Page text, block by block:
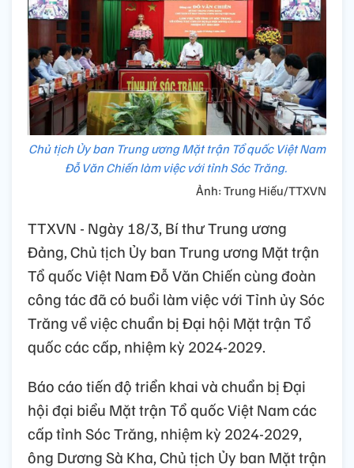
Chủ tịch Ủy ban Trung ương Mặt trận Tổ quốc Việt Nam
Đỗ Văn Chiến làm việc với tỉnh Sóc Trăng.
Ảnh: Trung Hiếu/TTXVN
TTXVN - Ngày 18/3, Bí thư Trung ương
Đảng, Chủ tịch Ủy ban Trung ương Mặt trận
Tổ quốc Việt Nam Đỗ Văn Chiến cùng đoàn
công tác đã có buổi làm việc với Tỉnh ủy Sóc
Trăng về việc chuẩn bị Đại hội Mặt trận Tổ
quốc các cấp, nhiệm kỳ 2024-2029.
Báo cáo tiến độ triển khai và chuẩn bị Đại
hội đại biểu Mặt trận Tổ quốc Việt Nam các
cấp tỉnh Sóc Trăng, nhiệm kỳ 2024-2029,
ông Dương Sà Kha, Chủ tịch Ủy ban Mặt trận